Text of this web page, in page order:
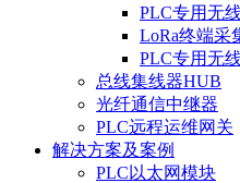
PLC专用无
LoRa终端采
PLC专用无
总线集线器HUB
光纤通信中继器
PLC远程运维网关
解决方案及案例
PLC以太网模块